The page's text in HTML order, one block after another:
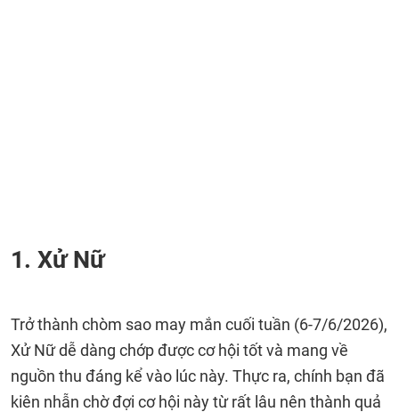
1. Xử Nữ
Trở thành chòm sao may mắn cuối tuần (6-7/6/2026),
Xử Nữ dễ dàng chớp được cơ hội tốt và mang về
nguồn thu đáng kể vào lúc này. Thực ra, chính bạn đã
kiên nhẫn chờ đợi cơ hội này từ rất lâu nên thành quả